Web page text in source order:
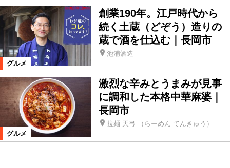
グルメ
創業190年。江戸時代から
続く土蔵（どぞう）造りの
蔵で酒を仕込む｜長岡市
池浦酒造
グルメ
激烈な辛みとうまみが見事
に調和した本格中華麻婆｜
長岡市
拉麺 天弓 （らーめん てんきゅう）